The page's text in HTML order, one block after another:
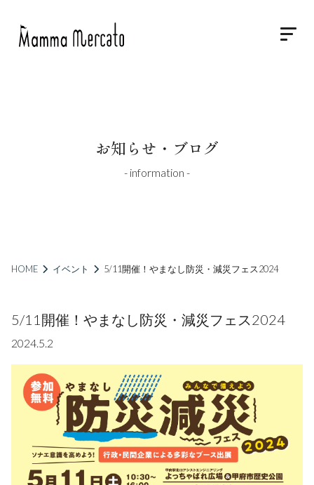
お知らせ・ブログ
- information -
HOME イベント 5/11開催！やまなし防災・減災フェス2024
5/11開催！やまなし防災・減災フェス2024
2024.5.2